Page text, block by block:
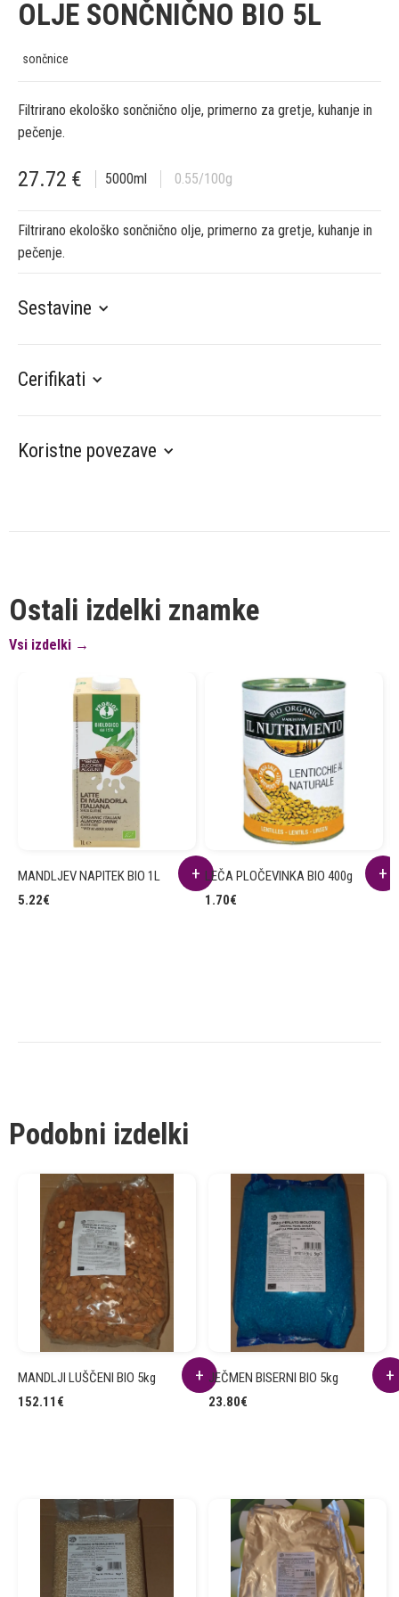
OLJE SONČNIČNO BIO 5L
sončnice
Filtrirano ekološko sončnično olje, primerno za gretje, kuhanje in
pečenje.
27.72 € 5000ml 0.55/100g
Filtrirano ekološko sončnično olje, primerno za gretje, kuhanje in
pečenje.
Sestavine
Cerifikati
Koristne povezave
Ostali izdelki znamke
Vsi izdelki →
MANDLJEV NAPITEK BIO 1L
5.22€
LEČA PLOČEVINKA BIO 400g
1.70€
Podobni izdelki
MANDLJI LUŠČENI BIO 5kg
152.11 €
JEČMEN BISERNI BIO 5kg
23.80€